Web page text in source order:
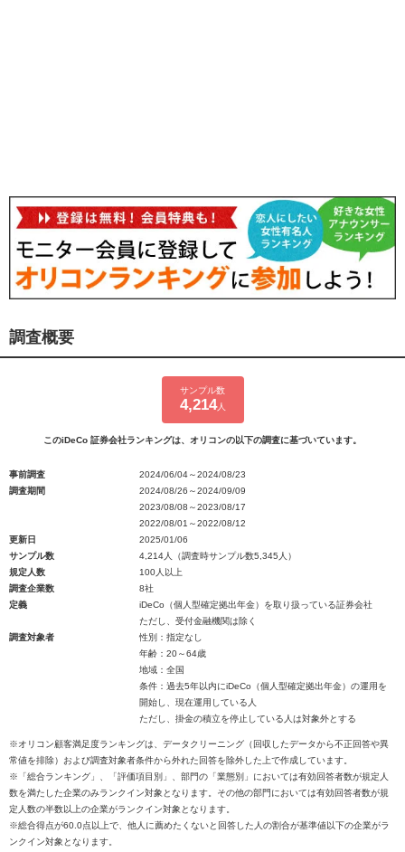
調査概要
サンプル数
4,214人
このiDeCo 証券会社ランキングは、オリコンの以下の調査に基づいています。
事前調査
2024/06/04～2024/08/23
調査期間
2024/08/26～2024/09/09
2023/08/08～2023/08/17
2022/08/01～2022/08/12
更新日
2025/01/06
サンプル数
4,214人（調査時サンプル数5,345人）
規定人数
100人以上
調査企業数
8社
定義
iDeCo（個人型確定拠出年金）を取り扱っている証券会社
ただし、受付金融機関は除く
調査対象者
性別：指定なし
年齢：20～64歳
地域：全国
条件：過去5年以内にiDeCo（個人型確定拠出年金）の運用を
開始し、現在運用している人
ただし、掛金の積立を停止している人は対象外とする
※オリコン顧客満足度ランキングは、データクリーニング（回収したデータから不正回答や異
常値を排除）および調査対象者条件から外れた回答を除外した上で作成しています。
※「総合ランキング」、「評価項目別」、部門の「業態別」においては有効回答者数が規定人
数を満たした企業のみランクイン対象となります。その他の部門においては有効回答者数が規
定人数の半数以上の企業がランクイン対象となります。
※総合得点が60.0点以上で、他人に薦めたくないと回答した人の割合が基準値以下の企業がラ
ンクイン対象となります。